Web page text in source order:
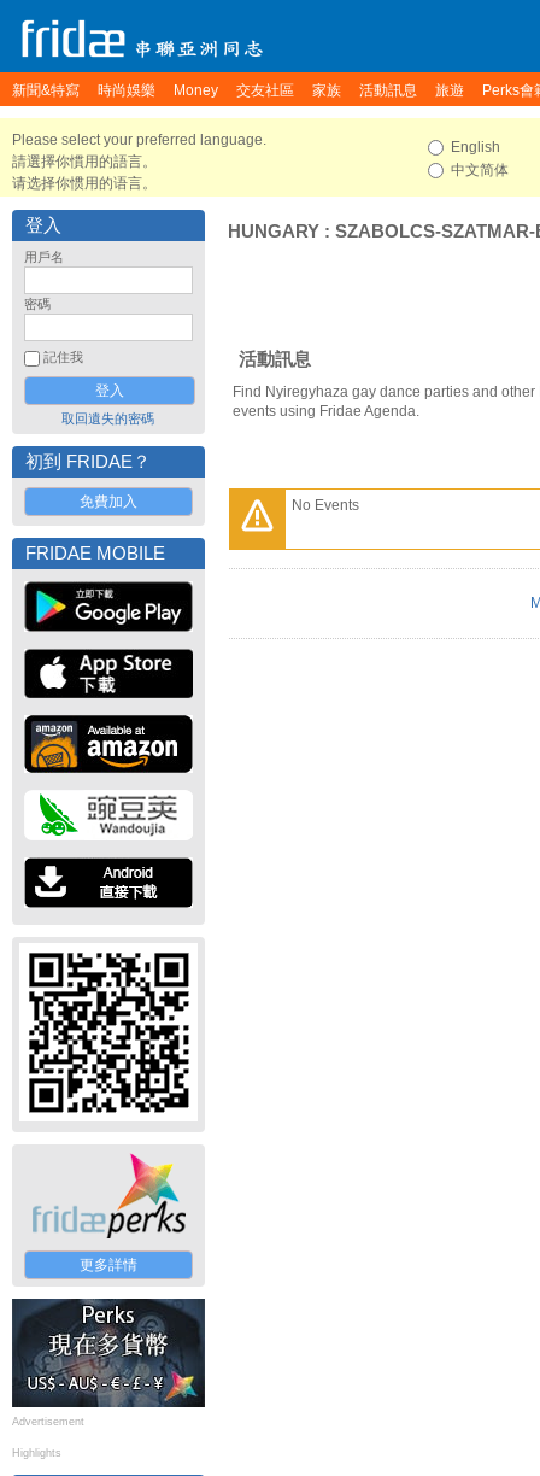
新聞&特寫 時尚娛樂 Money 交友社區 家族 活動訊息 旅遊 Perks會
Please select your preferred language.
請選擇你慣用的語言。
请选择你惯用的语言。
English
中文简体
登入
用戶名
密碼
記住我
取回遺失的密碼
初到 FRIDAE？
免費加入
FRIDAE MOBILE
更多詳情
Advertisement
Highlights
HUNGARY : SZABOLCS-SZATMAR-
活動訊息
Find Nyiregyhaza gay dance parties and
events using Fridae Agenda.
No Events